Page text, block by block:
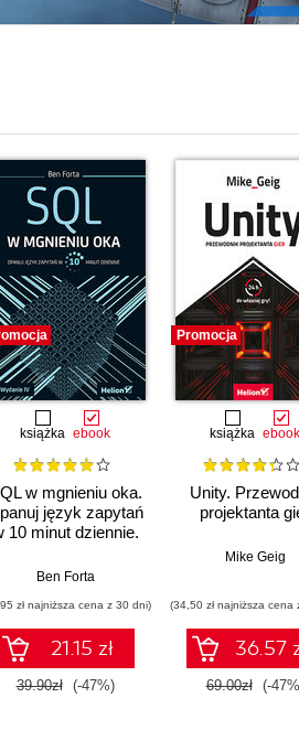
książka ebook
w mgnieniu oka.
język zapytań
10 minut dziennie.
Ben Forta
zł najniższa cena z 30 dni)
21.15 zł
39.90zł (-47%)
Promocja
książka ebook
Unity.
projektanta
Mike Geig
(34,50 zł najniższa cena
36.57
69.00zł (-